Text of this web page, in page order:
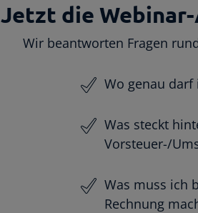
Jetzt die
Wir beantworten Fragen
Wo genau darf
Was steckt
Vorsteuer-/
Was muss ich
Rechnung